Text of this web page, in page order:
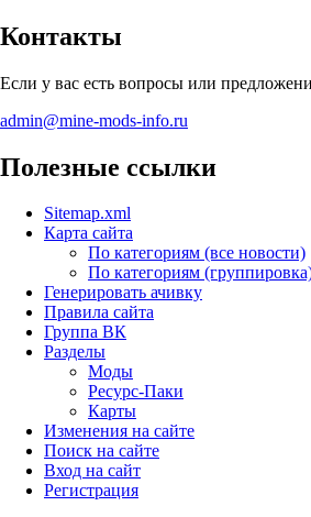
Контакты
Если у вас есть вопросы или
admin@mine-mods-info.ru
Полезные ссылки
Sitemap.xml
Карта сайта
По категориям (все новости)
По категориям
Генерировать ачивку
Правила сайта
Группа ВК
Разделы
Моды
Ресурс-Паки
Карты
Изменения на сайте
Поиск на сайте
Вход на сайт
Регистрация